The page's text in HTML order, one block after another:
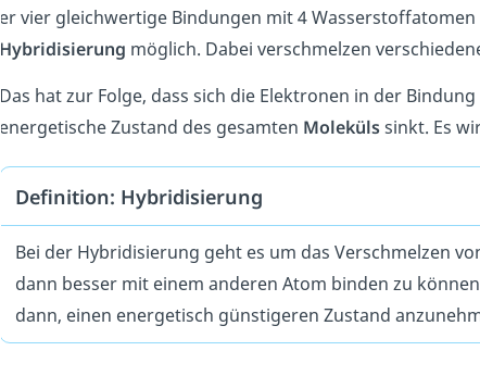
er vier gleichwertige Bindungen mit 4 Wasserstoffatomen
Hybridisierung möglich. Dabei verschmelzen
Das hat zur Folge, dass sich die Elektronen in der
energetische Zustand des gesamten Molekülssinkt. Es
Definition: Hybridisierung
Bei der Hybridisierung geht es um das Verschmelzen
dann besser mit einem anderen Atom binden zu
dann, einen energetisch günstigeren Zustand